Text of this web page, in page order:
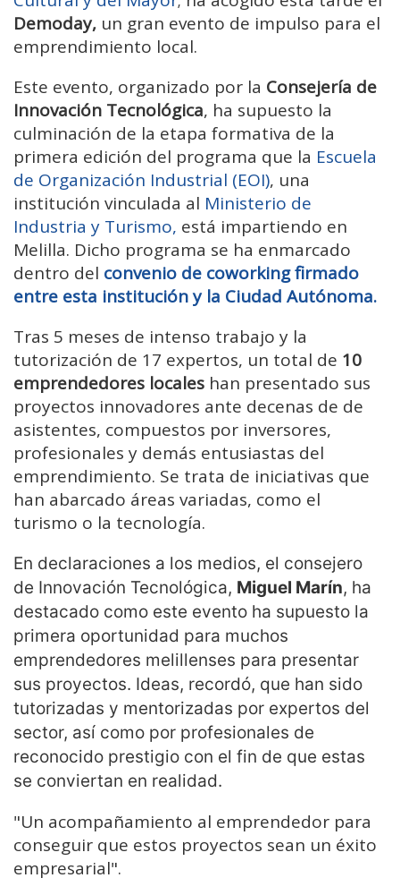
Demoday, un gran evento de impulso para el
emprendimiento local.
Este evento, organizado por la Consejería de
Innovación Tecnológica, ha supuesto la
culminación de la etapa formativa de la
primera edición del programa que la Escuela
de Organización Industrial (EOI), una
institución vinculada al Ministerio de
Industria y Turismo, está impartiendo en
Melilla. Dicho programa se ha enmarcado
dentro del convenio de coworking firmado
entre esta institución y la Ciudad Autónoma.
Tras 5 meses de intenso trabajo y la
tutorización de 17 expertos, un total de 10
emprendedores locales han presentado sus
proyectos innovadores ante decenas de de
asistentes, compuestos por inversores,
profesionales y demás entusiastas del
emprendimiento. Se trata de iniciativas que
han abarcado áreas variadas, como el
turismo o la tecnología.
En declaraciones a los medios, el consejero
de Innovación Tecnológica, Miguel Marín, ha
destacado como este evento ha supuesto la
primera oportunidad para muchos
emprendedores melillenses para presentar
sus proyectos. Ideas, recordó, que han sido
tutorizadas y mentorizadas por expertos del
sector, así como por profesionales de
reconocido prestigio con el fin de que estas
se conviertan en realidad.
"Un acompañamiento al emprendedor para
conseguir que estos proyectos sean un éxito
empresarial".